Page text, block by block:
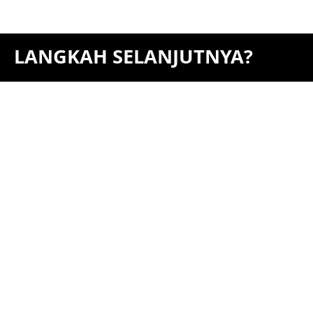
LANGKAH SELANJUTNYA?